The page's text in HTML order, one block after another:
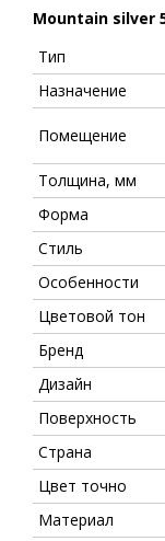
Mountain silver
Тип
Назначение
Помещение
Толщина, мм
Форма
Стиль
Особенности
Цветовой тон
Бренд
Дизайн
Поверхность
Страна
Цвет точно
Материал